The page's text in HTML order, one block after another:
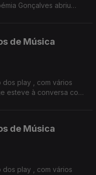
Gonçalves abriu
de Música
esteve à conversa com
de Música